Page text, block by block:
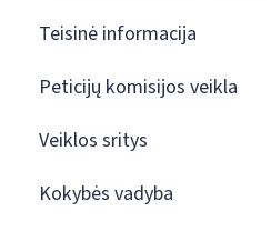
Teisinė informacija
Peticijų komisijos veikla
Veiklos sritys
Kokybės vadyba